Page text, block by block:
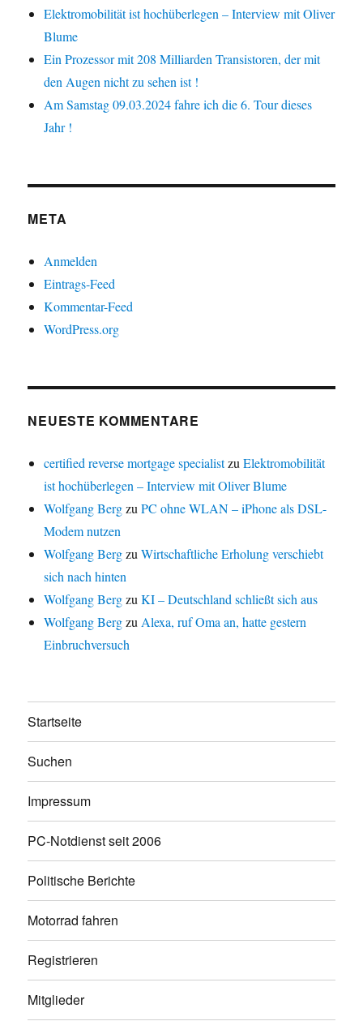
Elektromobilität ist hochüberlegen – Interview mit Oliver
Blume
Ein Prozessor mit 208 Milliarden Transistoren, der mit
den Augen nicht zu sehen ist !
Am Samstag 09.03.2024 fahre ich die 6. Tour dieses
Jahr !
META
Anmelden
Eintrags-Feed
Kommentar-Feed
WordPress.org
NEUESTE KOMMENTARE
certified reverse mortgage specialistzuElektromobilität
ist hochüberlegen – Interview mit Oliver Blume
Wolfgang BergzuPC ohne WLAN – iPhone als DSL-
Modem nutzen
Wolfgang BergzuWirtschaftliche Erholung verschiebt
sich nach hinten
Wolfgang BergzuKI – Deutschland schließt sich aus
Wolfgang Bergzu Alexa, ruf Oma an, hatte gestern
Einbruchversuch
Startseite
Suchen
Impressum
PC-Notdienst seit 2006
Politische Berichte
Motorrad fahren
Registrieren
Mitglieder